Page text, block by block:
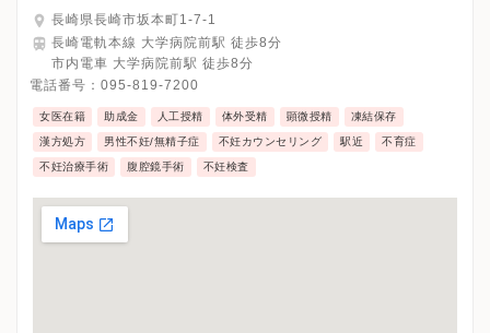
長崎県長崎市坂本町1-7-1
長崎電軌本線 大学病院前駅 徒歩8分
市内電車 大学病院前駅 徒歩8分
電話番号： 095-819-7200
女医在籍 助成金 人工授精 体外受精 顕微授精 凍結保存
漢方処方 男性不妊/無精子症 不妊カウンセリング 駅近 不育症
不妊治療手術 腹腔鏡手術 不妊検査